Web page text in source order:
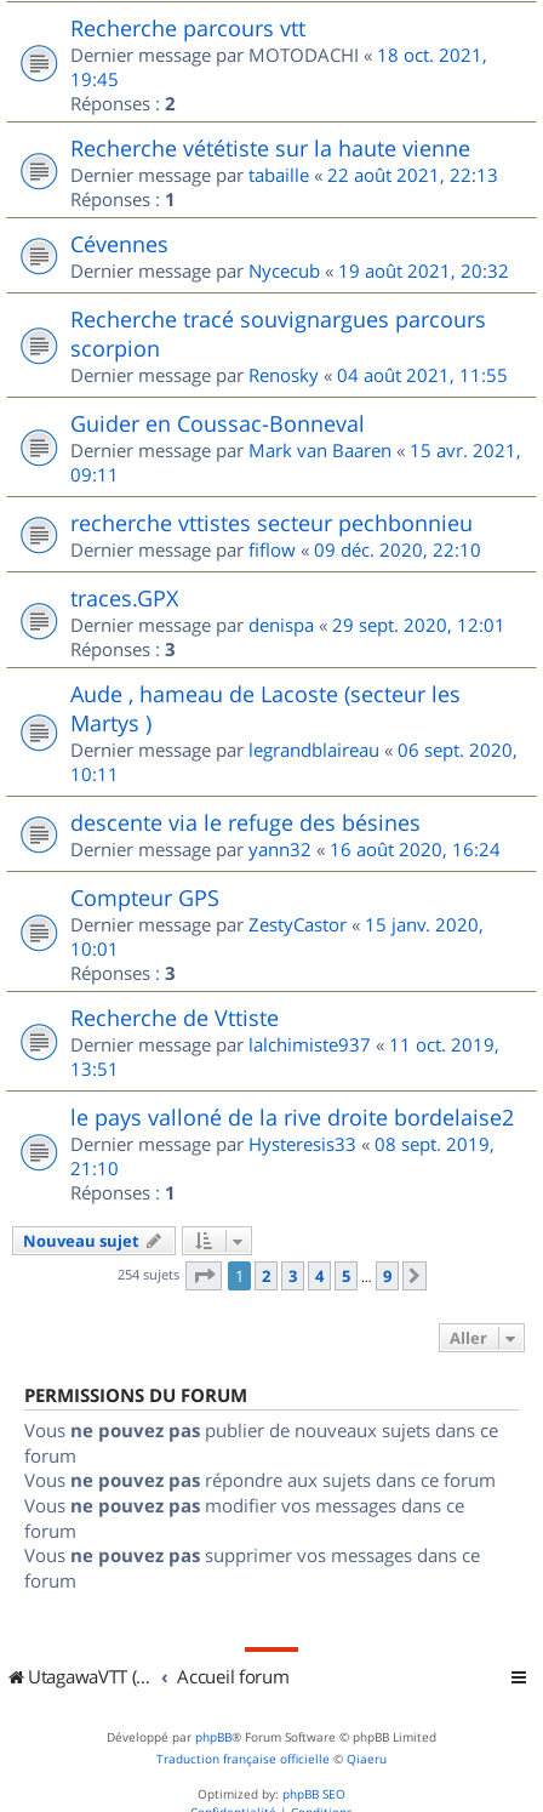
Recherche parcours vtt
Dernier message par MOTODACHI « 18 oct. 2021,
19:45
Réponses : 2
Recherche vététiste sur la haute vienne
Dernier message par tabaille « 22 août 2021, 22:13
Réponses : 1
Cévennes
Dernier message par Nycecub « 19 août 2021, 20:32
Recherche tracé souvignargues parcours
scorpion
Dernier message par Renosky « 04 août 2021, 11:55
Guider en Coussac-Bonneval
Dernier message par Mark van Baaren « 15 avr. 2021,
09:11
recherche vttistes secteur pechbonnieu
Dernier message par fiflow « 09 déc. 2020, 22:10
traces.GPX
Dernier message par denispa « 29 sept. 2020, 12:01
Réponses : 3
Aude , hameau de Lacoste (secteur les
Martys )
Dernier message par legrandblaireau « 06 sept. 2020,
10:11
descente via le refuge des bésines
Dernier message par yann32 « 16 août 2020, 16:24
Compteur GPS
Dernier message par ZestyCastor « 15 janv. 2020,
10:01
Réponses : 3
Recherche de Vttiste
Dernier message par lalchimiste937 « 11 oct. 2019,
13:51
le pays valloné de la rive droite bordelaise2
Dernier message par Hysteresis33 « 08 sept. 2019,
21:10
Réponses : 1
Nouveau sujet
254 sujets Page 1sur
1 2 3 4 5 … 9
Aller
PERMISSIONS DU FORUM
Vous ne pouvez pas publier de nouveaux sujets dans ce
forum
Vous ne pouvez pas répondre aux sujets dans ce forum
Vous ne pouvez pas modifier vos messages dans ce
forum
Vous ne pouvez pas supprimer vos messages dans ce
forum
UtagawaVTT (Randos VTT et VTTAE avec traces GPS) Accueil forum
Développé par phpBB® Forum Software © phpBB Limited
Traduction française officielle © Qiaeru
Optimized by: phpBB SEO